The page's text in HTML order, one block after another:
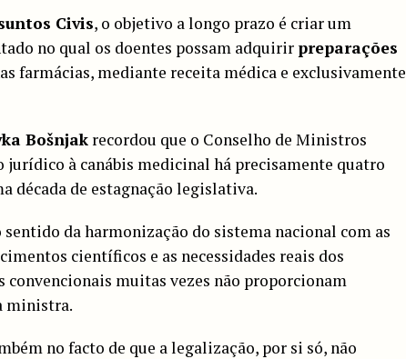
Civis, o objetivo a longo prazo é criar um
no qual os doentes possam adquirir preparações
farmácias, mediante receita médica e exclusivamente
Bošnjak recordou que o Conselho de Ministros
à canábis medicinal há precisamente quatro
década de estagnação legislativa.
da harmonização do sistema nacional com as
científicos e as necessidades reais dos
convencionais muitas vezes não proporcionam
ministra.
no facto de que a legalização, por si só, não